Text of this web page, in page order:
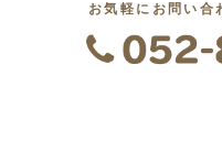
お気軽にお問い合